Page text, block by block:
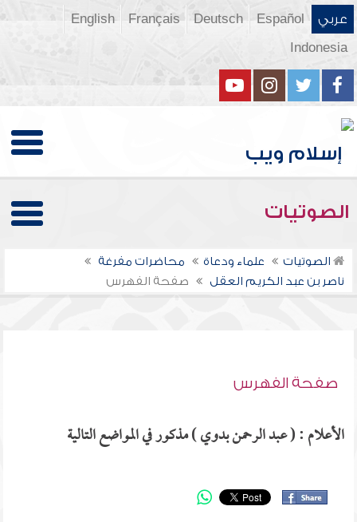
عربي Español
Deutsch
Français
English
Indonesia
الصوتيات
الصوتيات علماء ودعاة
محاضرات مفرغة
ناصر بن عبد الكريم العقل
صفحة الفهرس
صفحة الفهرس
الأعلام : ( عبد الرحمن بدوي ) مذكور في المواضع التالية